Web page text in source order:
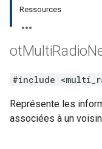
Ressources
otMultiRadio
#include
Représente les
associées à un